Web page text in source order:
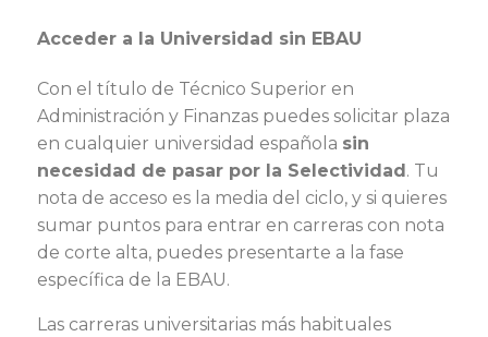
Acceder a la Universidad sin EBAU
Con el título de Técnico Superior en
Administración y Finanzas puedes solicitar plaza
en cualquier universidad española sin
necesidad de pasar por la Selectividad. Tu
nota de acceso es la media del ciclo, y si quieres
sumar puntos para entrar en carreras con nota
de corte alta, puedes presentarte a la fase
específica de la EBAU.
Las carreras universitarias más habituales